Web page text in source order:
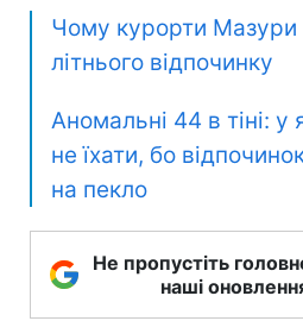
Чому курорти Мазури
літнього відпочинку
Аномальні 44 в тіні: у
не їхати, бо
на пекло
Не пропустіть
наші